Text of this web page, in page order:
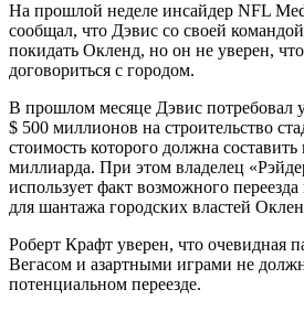
На прошлой неделе инсайдер NFL
сообщал, что Дэвис со своей
покидать Окленд, но он не уверен, что
договориться с городом.
В прошлом месяце Дэвис потребовал
$ 500 миллионов на строительство
стоимость которого должна составить
миллиарда. При этом владелец
использует факт возможного
для шантажа городских властей
Роберт Крафт уверен, что очевидная
Вегасом и азартными играми не
потенциальном переезде.